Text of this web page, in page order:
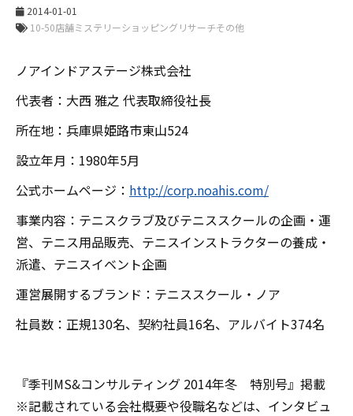
2014-01-01
ノアインドアステージ株式会社
代表者：大西 雅之 代表取締役社長
所在地：兵庫県姫路市東山524
設立年月：1980年5月
公式ホームページ： http://corp.noahis.com/
事業内容：テニスクラブ及びテニススクールの企画・運
営、テニス用品販売、テニスインストラクターの養成・
派遣、テニスイベント企画
運営展開するブランド：テニススクール・ノア
社員数：正規130名、契約社員16名、アルバイト374名
『季刊MS&コンサルティング 2014年冬 特別号』掲載
※記載されている会社概要や役職名などは、インタビュ